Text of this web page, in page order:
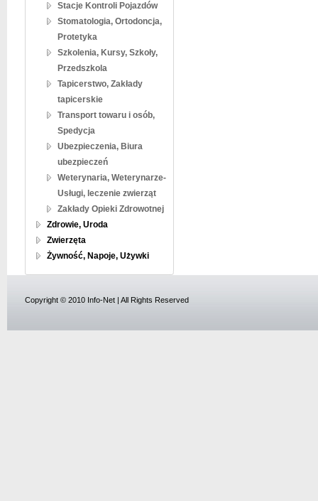
Stacje Kontroli Pojazdów
Stomatologia, Ortodoncja,
Protetyka
Szkolenia, Kursy, Szkoły,
Przedszkola
Tapicerstwo, Zakłady
tapicerskie
Transport towaru i osób,
Spedycja
Ubezpieczenia, Biura
ubezpieczeń
Weterynaria, Weterynarze-
Usługi, leczenie zwierząt
Zakłady Opieki Zdrowotnej
Zdrowie, Uroda
Zwierzęta
Żywność, Napoje, Używki
Copyright © 2010 Info-Net | All Rights Reserved